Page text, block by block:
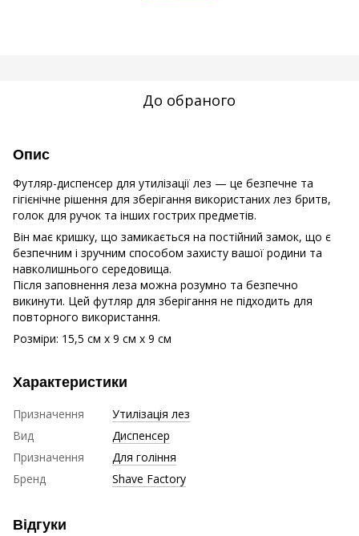
До обраного
Опис
Футляр-диспенсер для утилізації лез — це безпечне та
гігієнічне рішення для зберігання використаних лез бритв,
голок для ручок та інших гострих предметів.
Він має кришку, що замикається на постійний замок, що є
безпечним і зручним способом захисту вашої родини та
навколишнього середовища.
Після заповнення леза можна розумно та безпечно
викинути. Цей футляр для зберігання не підходить для
повторного використання.
Розміри: 15,5 см х 9 см х 9 см
Характеристики
Призначення
Утилізація лез
Вид
Диспенсер
Призначення
Для гоління
Бренд
Shave Factory
Відгуки